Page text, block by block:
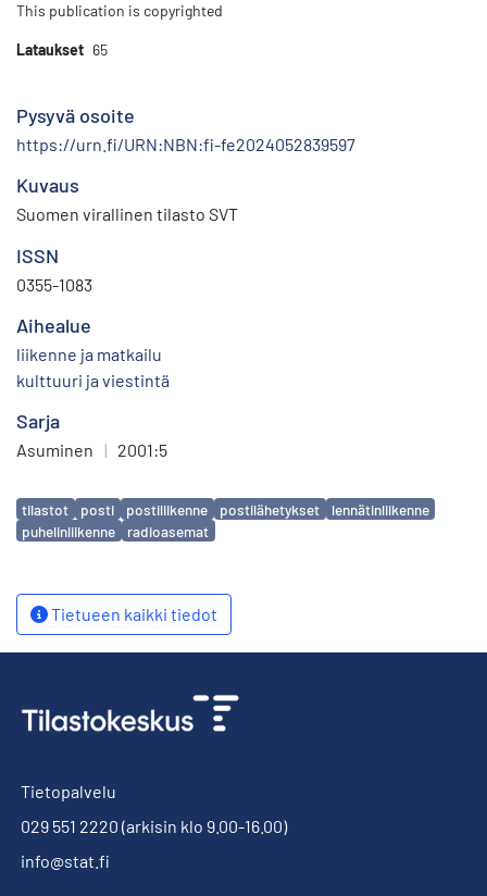
This publication is copyrighted
Lataukset 65
Pysyvä osoite
https://urn.fi/URN:NBN:fi-fe2024052839597
Kuvaus
Suomen virallinen tilasto SVT
ISSN
0355-1083
Aihealue
liikenne ja matkailu
kulttuuri ja viestintä
Sarja
Asuminen | 2001:5
Avainsanat
tilastot posti postiliikenne postilähetykset
lennätinliikenne
puhelinliikenne
radioasemat
Tietueen kaikki tiedot
Tietopalvelu
029 551 2220 (arkisin klo 9.00-16.00)
info@stat.fi